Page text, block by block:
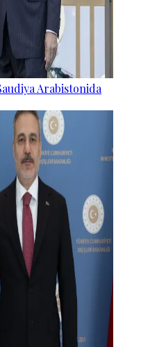
Arabistonida